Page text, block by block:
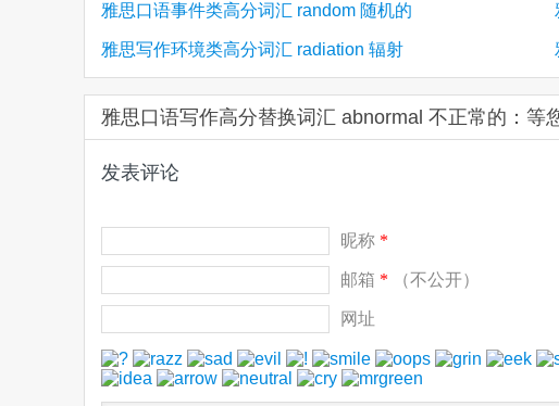
雅思口语事件类高分词汇 random 随机的
雅思写作环境类高分词汇 radiation 辐射
雅思口语写作高分替换词汇 abnormal 不正常的：等
发表评论
昵称 *
邮箱 * （不公开）
网址